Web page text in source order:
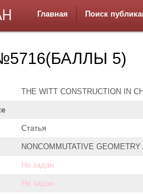
Главная Поиск
5)
THE WITT CONSTRUCTION IN
Статья
NONCOMMUTATIVE
Не задан
Не задан